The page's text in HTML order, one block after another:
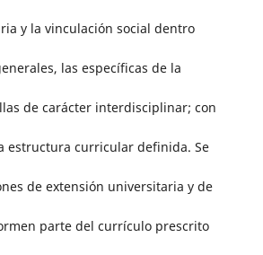
y la vinculación social dentro
las específicas de la
de carácter interdisciplinar; con
estructura curricular definida. Se
de extensión universitaria y de
parte del currículo prescrito